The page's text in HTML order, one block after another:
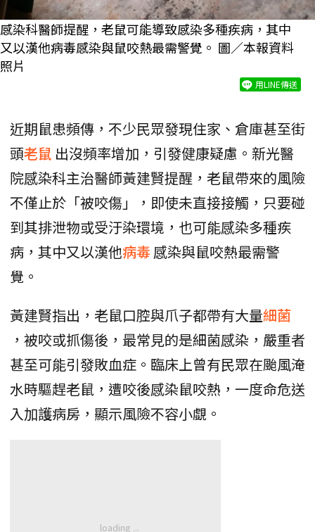
感染科醫師提醒，老鼠可能導致感染多種疾病，其中
又以漢他病毒感染與鼠咬熱最需警覺。 圖／本報資料
照片
用LINE傳送
近期鼠患頻傳，不少民眾發現住家、倉庫甚至街
頭老鼠 出沒頻率增加，引發健康疑慮。新光醫
院感染科主治醫師黃建賢提醒，老鼠帶來的風險
不僅止於「被咬傷」，即使未直接接觸，只要碰
到其排泄物或受汙染環境，也可能感染多種疾
病，其中又以漢他病毒感染與鼠咬熱最需警
覺。
黃建賢指出，老鼠口腔與爪子都帶有大量細菌
，被咬或抓傷後，最常見的是細菌感染，嚴重者
甚至可能引發敗血症。臨床上曾有民眾在颱風淹
水時驅趕老鼠，遭咬後感染鼠咬熱，一度命危送
入加護病房，顯示風險不容小覷。